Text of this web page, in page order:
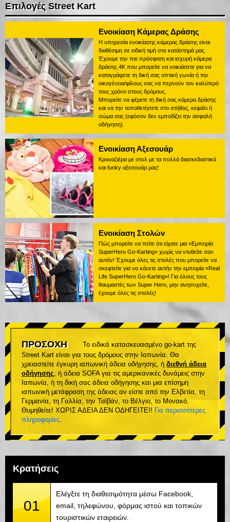
Επιλογές Street Kart
Ενοικίαση Κάμερας Δράσης
Η υπηρεσία ενοικίασης κάμερας δράσης είναι
διαθέσιμη σε ειδική τιμή στο κατάστημά μας.
Έχουμε την πιο πρόσφατη και ισχυρή κάμερα
δράσης 4K που μπορείτε να νοικιάσετε για να
καταγράψετε τη δική σας οπτική γωνία ή την
οικογένεια/φίλους σας να περνούν τον καλύτερό
τους χρόνο στους δρόμους.
Μπορείτε να φέρετε τη δική σας κάμερα δράσης
και να την τοποθετήσετε στο στήθος, κεφάλι ή
σώμα σας (εφόσον δεν εμποδίζει την ασφαλή
οδήγηση).
Ενοικίαση Αξεσουάρ
Κρουαζιέρα με στυλ με τα πολλά διασκεδαστικά
και funky αξεσουάρ μας!
Ενοικίαση Στολών
Πώς μπορείτε να πείτε ότι είχατε μια «Εμπειρία
SuperHero Go-Karting» χωρίς να ντυθείτε σαν
αυτόν! Έχουμε όλες τις στολές που μπορείτε να
σκεφτείτε για να κάνετε αυτήν την εμπειρία «Real
Life SuperHero Go-Karting»! Για όλους τους
θαυμαστές των Super Hero, μην ανησυχείτε,
έχουμε όλες τις στολές!
ΠΡΟΣΟΧΗ
Το ειδικά κατασκευασμένο go-kart της
Street Kart είναι για τους δρόμους στην Ιαπωνία. Θα
χρειαστείτε έγκυρη ιαπωνική άδεια οδήγησης, ή διεθνή άδεια
οδήγησης, ή άδεια SOFA για τις αμερικανικές δυνάμεις στην
Ιαπωνία, ή τη δική σας άδεια οδήγησης και μια επίσημη
ιαπωνική μετάφραση της άδειας αν είστε από την Ελβετία, τη
Γερμανία, τη Γαλλία, την Ταϊβάν, το Βέλγιο, το Μονακό.
Θυμηθείτε! ΧΩΡΙΣ ΑΔΕΙΑ ΔΕΝ ΟΔΗΓΕΙΤΕ!! Για περισσότερες
πληροφορίες.
Κρατήσεις
01
Ελέγξτε τη διαθεσιμότητα μέσω Facebook,
email, τηλεφώνου, φόρμας ιστού και τοπικών
τουριστικών εταιρειών.